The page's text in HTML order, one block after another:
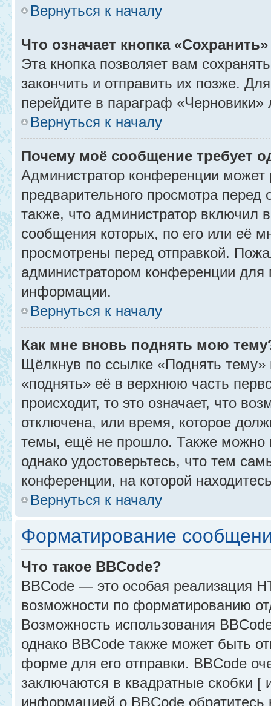
Вернуться к началу
Что означает кнопка
Эта кнопка позволяет вам
закончить и отправить их позже.
перейдите в параграф «Черновики»
Вернуться к началу
Почему моё сообщение требует
Администратор конференции
предварительного просмотра
также, что администратор включил
сообщения которых, по его или её
просмотрены перед отправкой.
администратором конференции для
информации.
Вернуться к началу
Как мне вновь поднять мою
Щёлкнув по ссылке «Поднять
«поднять» её в верхнюю часть
происходит, то это означает, что
отключена, или время, которое
темы, ещё не прошло. Также можно
однако удостоверьтесь, что тем
конференции, на которой
Вернуться к началу
Форматирование
Что такое BBCode?
BBCode — это особая реализация
возможности по форматированию
Возможность использования
однако BBCode также может быть
форме для его отправки. BBCode
заключаются в квадратные скобки
информацией о BBCode обратитесь